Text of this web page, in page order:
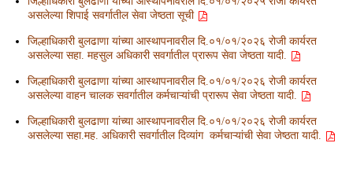
असलेल्या शिपाई सवर्गातील सेवा जेष्ठता सूची
जिल्हाधिकारी बुलढाणा यांच्या आस्थापनावरील दि.०१/०१/२०२६ रोजी कार्यरत
असलेल्या सहा. महसुल अधिकारी सवर्गातील प्रारूप सेवा जेष्ठता यादी.
जिल्हाधिकारी बुलढाणा यांच्या आस्थापनावरील दि.०१/०१/२०२६ रोजी कार्यरत
असलेल्या वाहन चालक सवर्गातील कर्मचाऱ्यांची प्रारूप सेवा जेष्ठता यादी.
जिल्हाधिकारी बुलढाणा यांच्या आस्थापनावरील दि.०१/०१/२०२६ रोजी कार्यरत
असलेल्या सहा.मह. अधिकारी सवर्गातील दिव्यांग कर्मचाऱ्यांची सेवा जेष्ठता यादी.